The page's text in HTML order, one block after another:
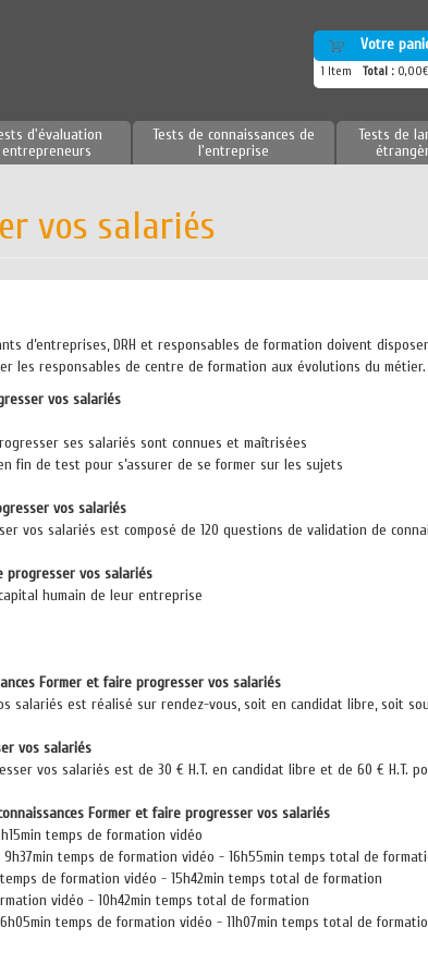
d'évaluation
entrepreneurs
Tests de connaissances de
l'entreprise
Tests de
Votre
1 Item Total : 0,00€
vos salariés
d’entreprises, DRH et responsables de formation doivent
les responsables de centre de formation aux évolutions du métier.
vos salariés
ses salariés sont connues et maîtrisées
fin de test pour s’assurer de se former sur les sujets
vos salariés
vos salariés est composé de 120 questions de validation de
progresser vos salariés
humain de leur entreprise
Former et faire progresser vos salariés
est réalisé sur rendez-vous, soit en candidat libre, soit
vos salariés
vos salariés est de 30 € H.T. en candidat libre et de 60 € H.T.
Former et faire progresser vos salariés
temps de formation vidéo
temps de formation vidéo - 16h55min temps total de
de formation vidéo - 15h42min temps total de formation
vidéo - 10h42min temps total de formation
temps de formation vidéo - 11h07min temps total de